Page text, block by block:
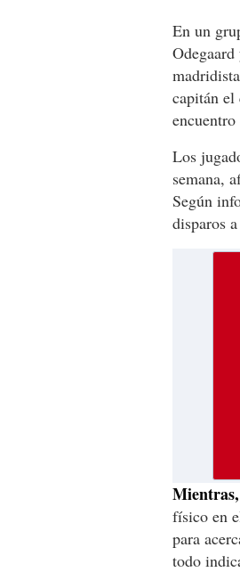
En un
capitán el
Los
semana,
Según
disparos
físico en
para
todo